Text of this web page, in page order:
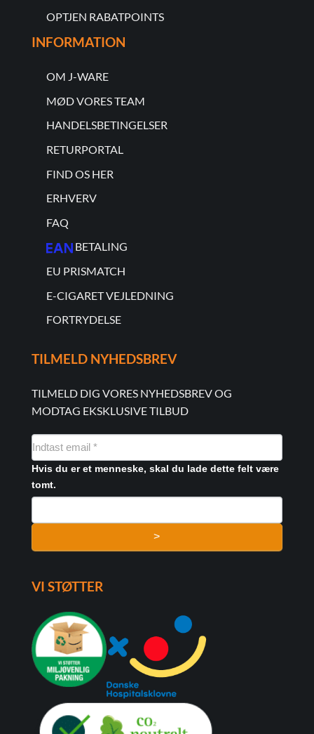
OPTJEN RABATPOINTS
INFORMATION
OM J-WARE
MØD VORES TEAM
HANDELSBETINGELSER
RETURPORTAL
FIND OS HER
ERHVERV
FAQ
BETALING
EU PRISMATCH
E-CIGARET VEJLEDNING
FORTRYDELSE
TILMELD NYHEDSBREV
TILMELD DIG VORES NYHEDSBREV OG
MODTAG EKSKLUSIVE TILBUD
NYHEDSMAIL
FORMULAR
Hvis du er et menneske, skal du lade dette felt være
tomt.
>
VI STØTTER